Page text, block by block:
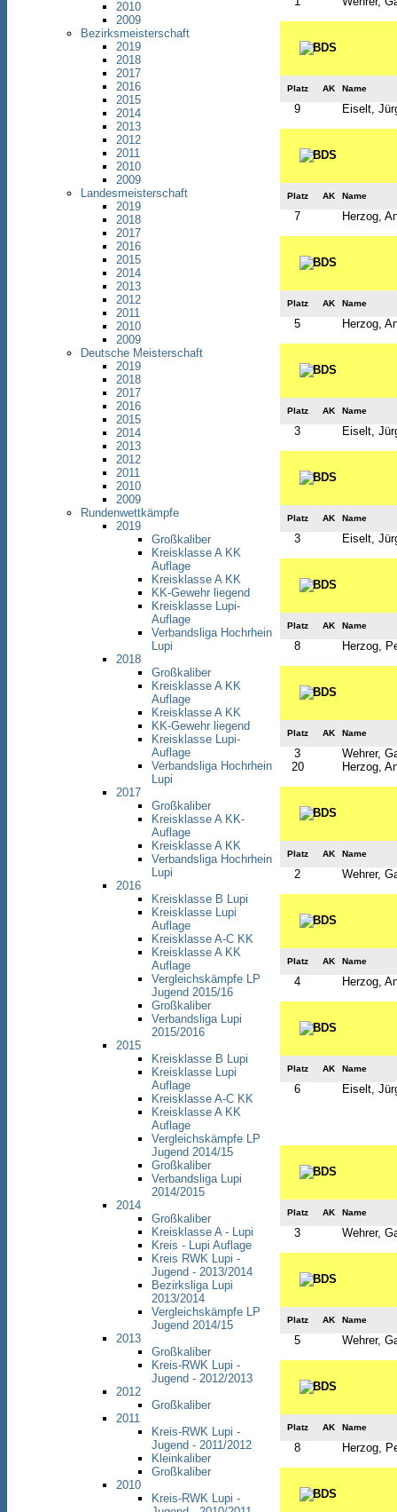
2010
2009
Bezirksmeisterschaft
2019
2018
2017
2016
2015
2014
2013
2012
2011
2010
2009
Landesmeisterschaft
2019
2018
2017
2016
2015
2014
2013
2012
2011
2010
2009
Deutsche Meisterschaft
2019
2018
2017
2016
2015
2014
2013
2012
2011
2010
2009
Rundenwettkämpfe
2019
Großkaliber
Kreisklasse A KK
Auflage
Kreisklasse A KK
KK-Gewehr liegend
Kreisklasse Lupi-
Auflage
Verbandsliga Hochrhein
Lupi
2018
Großkaliber
Kreisklasse A KK
Auflage
Kreisklasse A KK
KK-Gewehr liegend
Kreisklasse Lupi-
Auflage
Verbandsliga Hochrhein
Lupi
2017
Großkaliber
Kreisklasse A KK-
Auflage
Kreisklasse A KK
Verbandsliga Hochrhein
Lupi
2016
Kreisklasse B Lupi
Kreisklasse Lupi
Auflage
Kreisklasse A-C KK
Kreisklasse A KK
Auflage
Vergleichskämpfe LP
Jugend 2015/16
Großkaliber
Verbandsliga Lupi
2015/2016
2015
Kreisklasse B Lupi
Kreisklasse Lupi
Auflage
Kreisklasse A-C KK
Kreisklasse A KK
Auflage
Vergleichskämpfe LP
Jugend 2014/15
Großkaliber
Verbandsliga Lupi
2014/2015
2014
Großkaliber
Kreisklasse A - Lupi
Kreis - Lupi Auflage
Kreis RWK Lupi -
Jugend - 2013/2014
Bezirksliga Lupi
2013/2014
Vergleichskämpfe LP
Jugend 2014/15
2013
Großkaliber
Kreis-RWK Lupi -
Jugend - 2012/2013
2012
Großkaliber
2011
Kreis-RWK Lupi -
Jugend - 2011/2012
Kleinkaliber
Großkaliber
2010
Kreis-RWK Lupi -
Platz AK Name
9 Eiselt,
Platz AK Name
7 Herzog,
Platz AK Name
5 Herzog,
Platz AK Name
3 Eiselt,
Platz AK Name
3 Eiselt,
Platz AK Name
8 Herzog,
Platz AK Name
3
Wehrer,
20
Herzog,
Platz AK Name
2 Wehrer,
Platz AK Name
4 Herzog,
Platz AK Name
6 Eiselt,
Platz AK Name
3 Wehrer,
Platz AK Name
5 Wehrer,
Platz AK Name
8 Herzog,